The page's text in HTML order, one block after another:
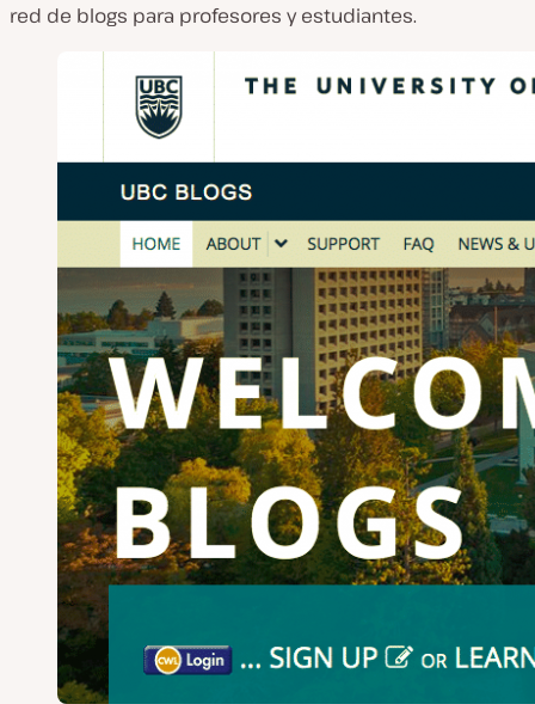
red de blogs para profesores y estudiantes.